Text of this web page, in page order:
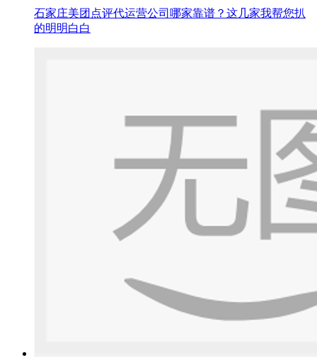
石家庄美团点评代运营公司哪家靠谱？这几家我帮您扒
的明明白白